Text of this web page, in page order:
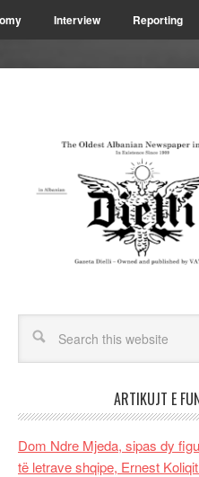
Interview Reporting
ARTIKUJT E
Dom Ndre Mjeda, sipas dy
të letrave shqipe, Ernest